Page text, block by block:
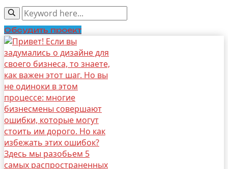
Обсудить проект